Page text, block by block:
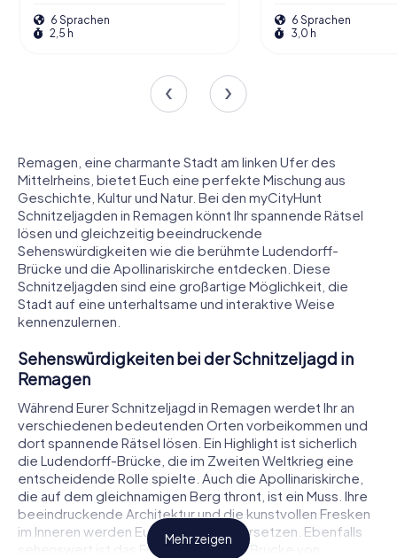
6 Sprachen
2,5 h
6 Sprachen
3,0 h
Remagen, eine charmante Stadt am linken Ufer des
Mittelrheins, bietet Euch eine perfekte Mischung aus
Geschichte, Kultur und Natur. Bei den myCityHunt
Schnitzeljagden in Remagen könnt Ihr spannende Rätsel
lösen und gleichzeitig beeindruckende
Sehenswürdigkeiten wie die berühmte Ludendorff-
Brücke und die Apollinariskirche entdecken. Diese
Schnitzeljagden sind eine großartige Möglichkeit, die
Stadt auf eine unterhaltsame und interaktive Weise
kennenzulernen.
Sehenswürdigkeiten bei der Schnitzeljagd in
Remagen
Während Eurer Schnitzeljagd in Remagen werdet Ihr an
verschiedenen bedeutenden Orten vorbeikommen und
dort spannende Rätsel lösen. Ein Highlight ist sicherlich
die Ludendorff-Brücke, die im Zweiten Weltkrieg eine
entscheidende Rolle spielte. Auch die Apollinariskirche,
die auf dem gleichnamigen Berg thront, ist ein Muss. Ihre
beeindruckende Architektur und die kunstvollen Fresken
im Inneren werden Euch in Staunen versetzen. Ebenfalls
sehenswert ist das Friedensmuseum Brücke von
Mehr zeigen